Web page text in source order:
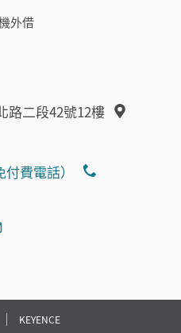
外借
路二段42號12樓
費電話）
KEYENCE